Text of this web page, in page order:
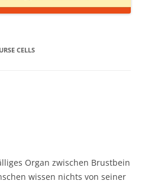
CELLS
Organ zwischen Brustbein
wissen nichts von seiner